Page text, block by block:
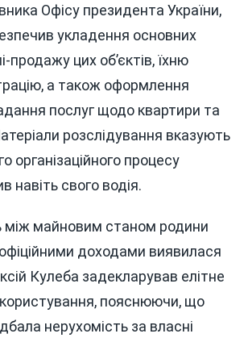
Офісу президента України,
укладення основних
продажу цих об’єктів, їхню
а також оформлення
послуг щодо квартири та
розслідування вказують
організаційного процесу
навіть свого водія.
між майновим станом родини
доходами виявилася
Кулеба задекларував елітне
користування, пояснюючи, що
нерухомість за власні